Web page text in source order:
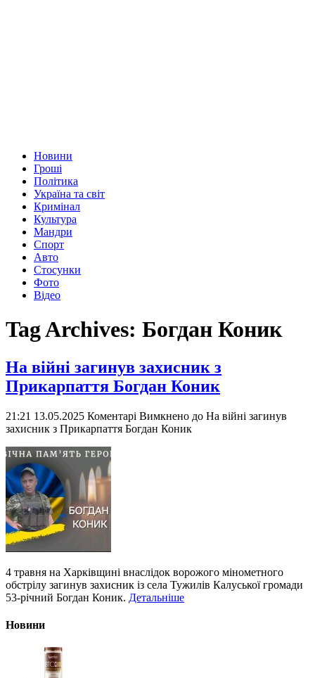
Новини
Гроші
Політика
Україна та світ
Кримінал
Культура
Мандри
Спорт
Авто
Стосунки
Фото
Відео
Tag Archives: Богдан Коник
На війні загинув захисник з
Прикарпаття Богдан Коник
21:21 13.05.2025 Коментарі Вимкнено до На війні загинув
захисник з Прикарпаття Богдан Коник
4 травня на Харківщині внаслідок ворожого мінометного
обстрілу загинув захисник із села Тужилів Калуської громади
53-річний Богдан Коник. Детальніше
Новини